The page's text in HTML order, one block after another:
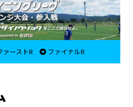
ァーストR ファイナルR